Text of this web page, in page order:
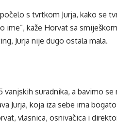
s tvrtkom Jurja, kako se
ime”, kaže Horvat sa
Jurja nije dugo ostala mala.
vanjskih suradnika, a bavimo
Jurja, koja iza sebe ima
vlasnica, osnivačica i